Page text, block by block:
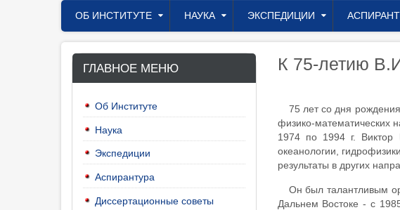
Главное
меню
ОБ ИНСТИТУТЕ НАУКА ЭКСПЕДИЦИИ
ГЛАВНОЕ МЕНЮ
Об Институте
Наука
Экспедиции
Аспирантура
Диссертационные советы
К 75-летию
75 лет со дня рождения
физико-математических
1974 по 1994 г. Виктор
океанологии,
результаты в других
Он был талантливым
Дальнем Востоке - с